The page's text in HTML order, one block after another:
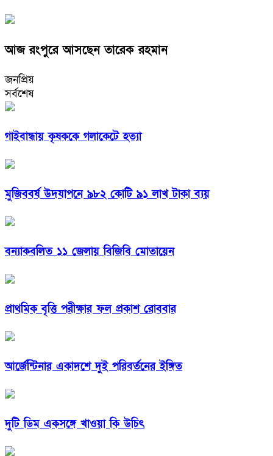
আজ রংপুরে আসছেন তারেক রহমান
জনপ্রিয়
সর্বশেষ
গাইবান্ধায় কৃষককে গলাকেটে হত্যা
মুজিববর্ষ উদযাপনে ৯৮২ কোটি ৯১ লাখ টাকা ব্যয়
বন্যাকবলিত ১১ জেলায় বিজিবি মোতায়েন
প্রাথমিক বৃত্তি পরীক্ষার ফল প্রকাশ রোববার
আর্জেন্টিনার একাদশে দুই পরিবর্তনের ইঙ্গিত
দুটি ডিম একসঙ্গে খাওয়া কি উচিৎ